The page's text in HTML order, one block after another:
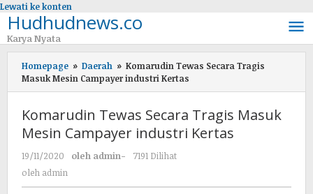
Lewati ke konten
Hudhudnews.co
Karya Nyata
Homepage » Daerah » Komarudin Tewas Secara Tragis
Masuk Mesin Campayer industri Kertas
Komarudin Tewas Secara Tragis Masuk
Mesin Campayer industri Kertas
19/11/2020 oleh admin-
7191 Dilihat
oleh admin